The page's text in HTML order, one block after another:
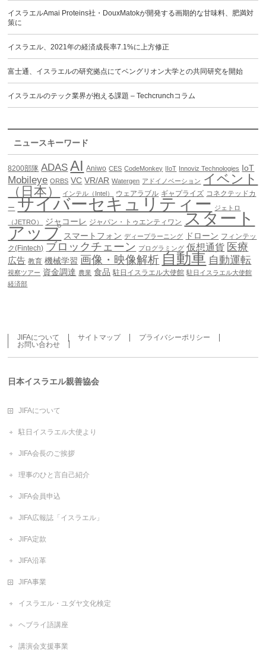
イスラエルAmai Proteins社・DouxMatokが開発する画期的な甘味料、肥満対
策に
イスラエル、2021年の経済成長率7.1%に上方修正
富士通、イスラエルの研究拠点にてベングリオン大学との共同研究を開始
イスラエルのテック業界が抱える課題 – Techcrunchコラム
ニュースキーワード
8200部隊 ADAS AI Aniwo CES CodeMonkey IIoT Innoviz Technologies IoT
Mobileye ORBS VC VR/AR Watergen アドイノベーション イベント
（日本）
インテル（Intel） ウェアラブル ギャプライズ コネクテッドカ
ー サイバーセキュリティー ジェトロ
（JETRO）
ジャコーレ ジャパン・トゥエンティワン スタート
アップ スマートフォン ディープラーニング ドローン フィンテッ
ク(Fintech) ブロックチェーン プログラミング 仮想通貨 医療
広告 教育 機械学習 画像・映像解析 自動車 自動運転
視察ツアー 資金調達 農業 食品 駐日イスラエル大使館 駐日イスラエル大使館
経済部
JIFAについて サイトマップ
プライバシーポリシー
お問い合わせ
日本イスラエル親善協会
JIFAについて
駐日イスラエル大使より
JIFA会長のご挨拶
理事のひと言自己紹介
JIFA会員申込
JIFA広報誌「イスラエル」
JIFA定款
JIFA沿革
JIFA事業
イスラエル・ユダヤ文化検定
ヘブライ語講座
講演会支援事業